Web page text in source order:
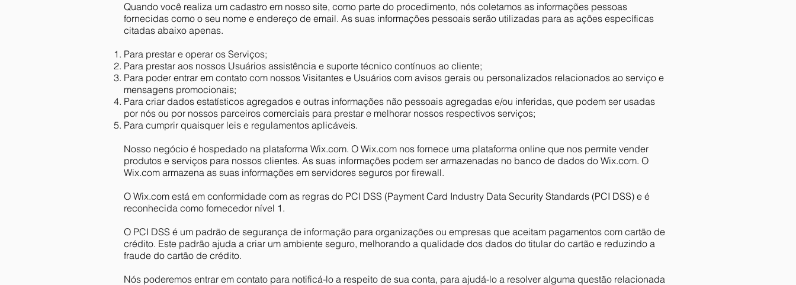
Quando você realiza um cadastro em nosso site, como parte do procedimento, nós coletamos as informações pessoas
fornecidas como o seu nome e endereço de email. As suas informações pessoais serão utilizadas para as ações específicas
citadas abaixo apenas.
Para prestar e operar os Serviços;
Para prestar aos nossos Usuários assistência e suporte técnico contínuos ao cliente;
Para poder entrar em contato com nossos Visitantes e Usuários com avisos gerais ou personalizados relacionados ao serviço e
mensagens promocionais;
Para criar dados estatísticos agregados e outras informações não pessoais agregadas e/ou inferidas, que podem ser usadas
por nós ou por nossos parceiros comerciais para prestar e melhorar nossos respectivos serviços;
Para cumprir quaisquer leis e regulamentos aplicáveis.
Nosso negócio é hospedado na plataforma Wix.com. O Wix.com nos fornece uma plataforma online que nos permite vender
produtos e serviços para nossos clientes. As suas informações podem ser armazenadas no banco de dados do Wix.com. O
Wix.com armazena as suas informações em servidores seguros por firewall.
O Wix.com está em conformidade com as regras do PCI DSS (Payment Card Industry Data Security Standards (PCI DSS) e é
reconhecida como fornecedor nível 1.
O PCI DSS é um padrão de segurança de informação para organizações ou empresas que aceitam pagamentos com cartão de
crédito. Este padrão ajuda a criar um ambiente seguro, melhorando a qualidade dos dados do titular do cartão e reduzindo a
fraude do cartão de crédito.
Nós poderemos entrar em contato para notificá-lo a respeito de sua conta, para ajudá-lo a resolver alguma questão relacionada